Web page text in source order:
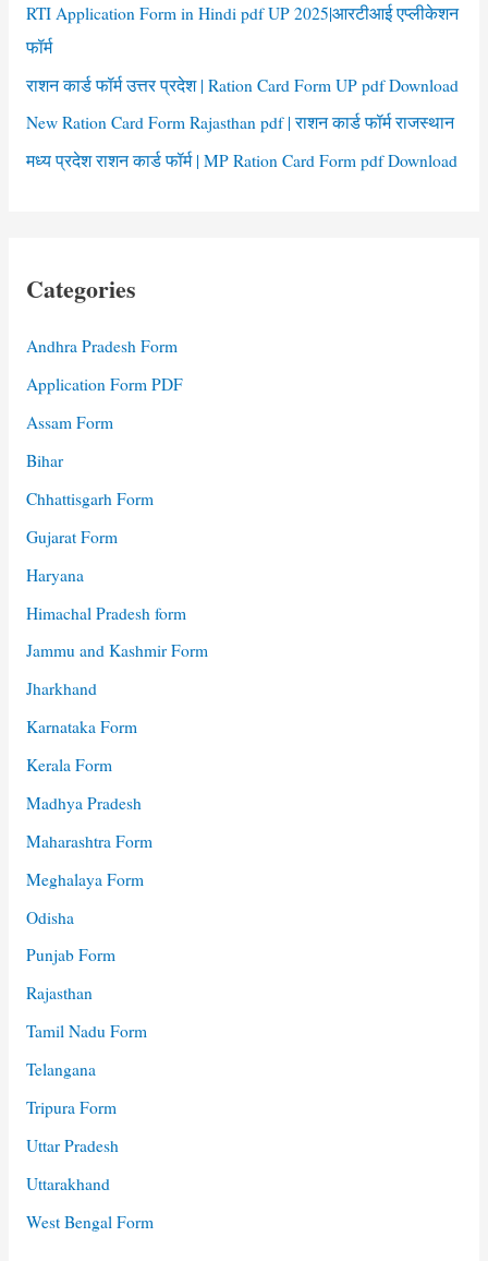
RTI Application Form in Hindi pdf UP 2025|आरटीआई एप्लीकेशन
फॉर्म
राशन कार्ड फॉर्म उत्तर प्रदेश | Ration Card Form UP pdf Download
New Ration Card Form Rajasthan pdf | राशन कार्ड फॉर्म राजस्थान
मध्य प्रदेश राशन कार्ड फॉर्म | MP Ration Card Form pdf Download
Categories
Andhra Pradesh Form
Application Form PDF
Assam Form
Bihar
Chhattisgarh Form
Gujarat Form
Haryana
Himachal Pradesh form
Jammu and Kashmir Form
Jharkhand
Karnataka Form
Kerala Form
Madhya Pradesh
Maharashtra Form
Meghalaya Form
Odisha
Punjab Form
Rajasthan
Tamil Nadu Form
Telangana
Tripura Form
Uttar Pradesh
Uttarakhand
West Bengal Form